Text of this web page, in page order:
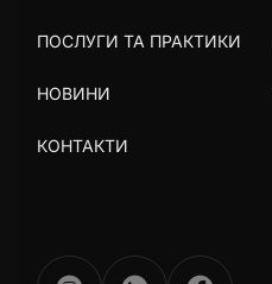
ПОСЛУГИ ТА ПРАКТИКИ
НОВИНИ
КОНТАКТИ